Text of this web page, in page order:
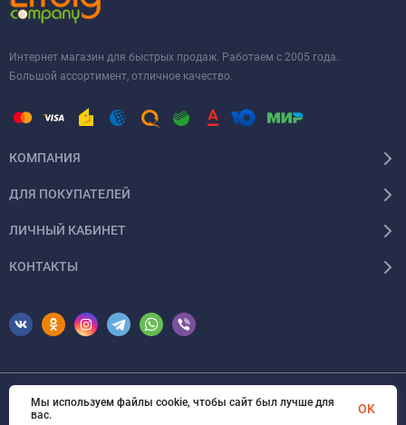
Интернет магазин для быстрых продаж. Работаем с 2005 года.
Большой ассортимент, отличное качество.
КОМПАНИЯ
ДЛЯ ПОКУПАТЕЛЕЙ
ЛИЧНЫЙ КАБИНЕТ
КОНТАКТЫ
© 2026 Erfolg Cosmetics. Все права защищены
Мы используем файлы cookie, чтобы сайт был лучше для
вас.
OK